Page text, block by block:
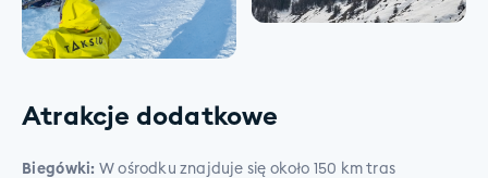
Atrakcje dodatkowe
Biegówki: W ośrodku znajduje się około 150 km tras